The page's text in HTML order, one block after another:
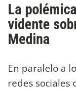
La
vidente
Medina
En paralelo a
redes sociales